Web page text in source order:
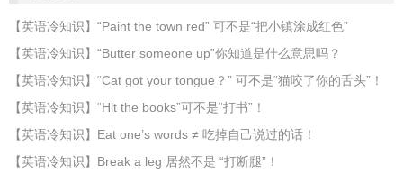
​【英语冷知识】“Paint the town red” 可不是“把小镇涂成红色”
【英语冷知识】“Butter someone up”你知道是什么意思吗？
​【英语冷知识】“Cat got your tongue？” 可不是“猫咬了你的舌头”！
​【英语冷知识】“Hit the books”可不是“打书”！
【英语冷知识】Eat one’s words ≠ 吃掉自己说过的话！
【英语冷知识】Break a leg 居然不是 “打断腿”！